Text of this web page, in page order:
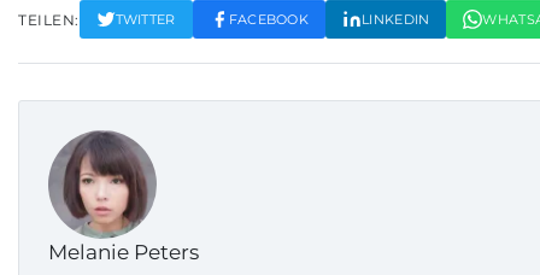
TEILEN: TWITTER FACEBOOK LINKEDIN
Melanie Peters